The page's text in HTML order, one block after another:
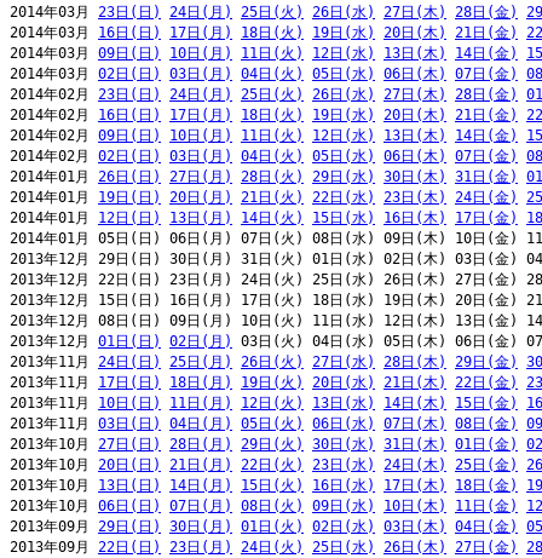
2014年03月 23日(日) 24日(月) 25日(火) 26日(水) 27日(木) 28日(金)
2014年03月 16日(日) 17日(月) 18日(火) 19日(水) 20日(木) 21日(金)
2014年03月 09日(日) 10日(月) 11日(火) 12日(水) 13日(木) 14日(金)
2014年03月 02日(日) 03日(月) 04日(火) 05日(水) 06日(木) 07日(金)
2014年02月 23日(日) 24日(月) 25日(火) 26日(水) 27日(木) 28日(金)
2014年02月 16日(日) 17日(月) 18日(火) 19日(水) 20日(木) 21日(金)
2014年02月 09日(日) 10日(月) 11日(火) 12日(水) 13日(木) 14日(金)
2014年02月 02日(日) 03日(月) 04日(火) 05日(水) 06日(木) 07日(金)
2014年01月 26日(日) 27日(月) 28日(火) 29日(水) 30日(木) 31日(金)
2014年01月 19日(日) 20日(月) 21日(火) 22日(水) 23日(木) 24日(金)
2014年01月 12日(日) 13日(月) 14日(火) 15日(水) 16日(木) 17日(金)
2014年01月 05日(日) 06日(月) 07日(火) 08日(水) 09日(木) 10日(金)
2013年12月 29日(日) 30日(月) 31日(火) 01日(水) 02日(木) 03日(金)
2013年12月 22日(日) 23日(月) 24日(火) 25日(水) 26日(木) 27日(金)
2013年12月 15日(日) 16日(月) 17日(火) 18日(水) 19日(木) 20日(金)
2013年12月 08日(日) 09日(月) 10日(火) 11日(水) 12日(木) 13日(金)
2013年12月 01日(日) 02日(月)
03日(火) 04日(水) 05日(木) 06日(金)
2013年11月 24日(日) 25日(月) 26日(火) 27日(水) 28日(木) 29日(金)
2013年11月 17日(日) 18日(月) 19日(火) 20日(水) 21日(木) 22日(金)
2013年11月 10日(日) 11日(月) 12日(火) 13日(水) 14日(木) 15日(金)
2013年11月 03日(日) 04日(月) 05日(火) 06日(水) 07日(木) 08日(金)
2013年10月 27日(日) 28日(月) 29日(火) 30日(水) 31日(木) 01日(金)
2013年10月 20日(日) 21日(月) 22日(火) 23日(水) 24日(木) 25日(金)
2013年10月 13日(日) 14日(月) 15日(火) 16日(水) 17日(木) 18日(金)
2013年10月 06日(日) 07日(月) 08日(火) 09日(水) 10日(木) 11日(金)
2013年09月 29日(日) 30日(月) 01日(火) 02日(水) 03日(木) 04日(金)
2013年09月 22日(日) 23日(月) 24日(火) 25日(水) 26日(木) 27日(金)